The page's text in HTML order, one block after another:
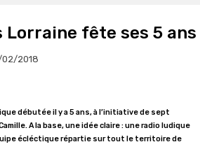
Lorraine fête ses 5 ans
02/2018
débutée il y a 5 ans, à l’initiative de sept
A la base, une idée claire : une radio ludique
écléctique répartie sur tout le territoire de